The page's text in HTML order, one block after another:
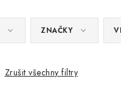
ZNAČKY
Zrušit všechny filtry